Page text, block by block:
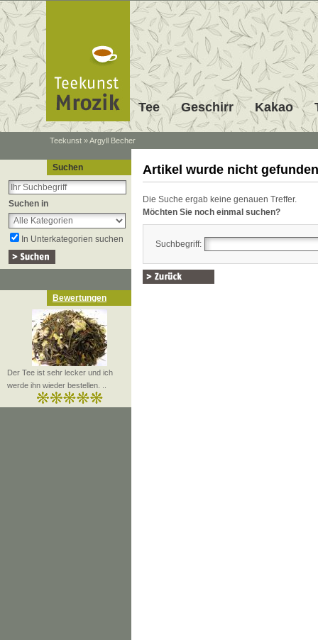
Tee Geschirr Kakao
Teekunst »Argyll Becher
Suchen
Suchen in
In Unterkategorien suchen
Bewertungen
Der Tee ist sehr lecker und ich
werde ihn wieder bestellen. ..
Artikel wurde nicht
Die Suche ergab keine genauen Treffer.
Möchten Sie noch einmal suchen?
Suchbegriff: